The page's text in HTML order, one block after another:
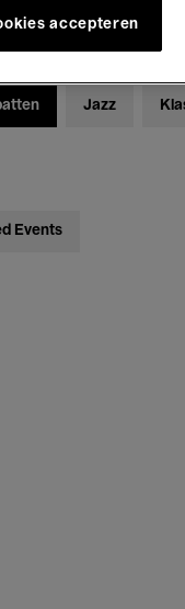
Jazz
Events
accepteren